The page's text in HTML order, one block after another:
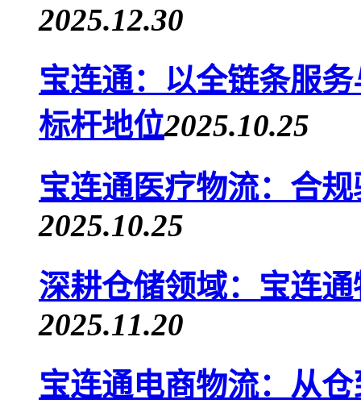
2025.12.30
宝连通：以全链条服
标杆地位2025.10.25
宝连通医疗物流：合
2025.10.25
深耕仓储领域：宝连
2025.11.20
宝连通电商物流：从